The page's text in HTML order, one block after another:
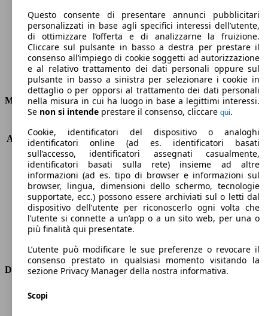
Elettrica/Diesel
Carburante
Motore e Prestazioni
Accelerazione (0-100 km/h)
6.8s
Velocità massima (km/h)
230 km/h
Numero di marce
9
Coppia
550 nm
Cilindrata
1993 ccm
Carburante
Elettrica/Diesel
Cilindri
4
Trasmissione
Automatico
Tipo di trazione
Integrale
Dimensioni
Lunghezza
Questo consente di presentare annunci pubblicitari
personalizzati in base agli specifici interessi dell’utente,
di ottimizzare l’offerta e di analizzarne la fruizione.
Cliccare sul pulsante in basso a destra per prestare il
consenso all’impiego di cookie soggetti ad autorizzazione
e al relativo trattamento dei dati personali oppure sul
pulsante in basso a sinistra per selezionare i cookie in
dettaglio o per opporsi al trattamento dei dati personali
nella misura in cui ha luogo in base a legittimi interessi.
Se non si intende prestare il consenso, cliccare qui.
Cookie, identificatori del dispositivo o analoghi
identificatori online (ad es. identificatori basati
sull’accesso, identificatori assegnati casualmente,
identificatori basati sulla rete) insieme ad altre
informazioni (ad es. tipo di browser e informazioni sul
browser, lingua, dimensioni dello schermo, tecnologie
supportate, ecc.) possono essere archiviati sul o letti dal
dispositivo dell’utente per riconoscerlo ogni volta che
l’utente si connette a un’app o a un sito web, per una o
più finalità qui presentate.
L’utente può modificare le sue preferenze o revocare il
consenso prestato in qualsiasi momento visitando la
sezione Privacy Manager della nostra informativa.
Scopi